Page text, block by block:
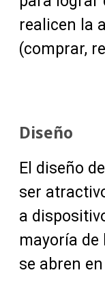
realicen la
(comprar,
Diseño
El diseño
ser
a
mayoría
se abren